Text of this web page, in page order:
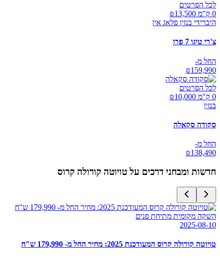
לכל הפרטים
0 ק"מ ₪
13,500
היברידי בנזין פלאג אין
צ'רי טיגו 7 פרו
החל מ-
₪159,990
לכל הפרטים
0 ק"מ ₪
10,000
בנזין
סקודה סקאלה
החל מ-
₪138,490
חדשות ומבחני דרכים על טויוטה קורולה קרוס
השקה מקומית מתיחת פנים
2025-08-10
טויוטה קורולה קרוס המעודכנת 2025: מחיר החל מ- 179,990 ש"ח